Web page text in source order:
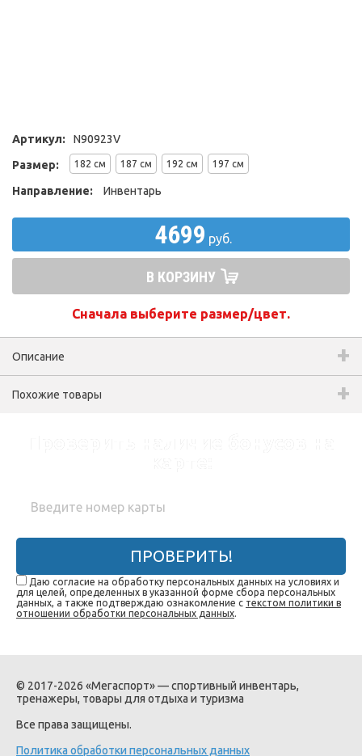
Артикул:
N90923V
Размер:
182 см 187 см 192 см 197 см
Направление: Инвентарь
4699 руб.
В КОРЗИНУ
Сначала выберите размер/цвет.
Описание
Похожие товары
ПРОВЕРИТЬ!
Даю согласие на обработку персональных данных на условиях и
для целей, определенных в указанной форме сбора персональных
данных, а также подтверждаю ознакомление с текстом политики в
отношении обработки персональных данных.
© 2017-2026 «Мегаспорт» — спортивный инвентарь,
тренажеры, товары для отдыха и туризма
Все права защищены.
Политика обработки персональных данных